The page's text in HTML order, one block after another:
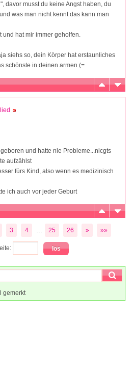
davor musst du keine Angst haben, du
was man nicht kennt das kann man
und hat mir immer geholfen.
siehs so, dein Körper hat erstaunliches
schönste in deinen armen (=
und hatte nie Probleme...nicgts
aufzählst
fürs Kind, also wenn es medizinisch
ich auch vor jeder Geburt
3 4 25 26 » »»
gemerkt